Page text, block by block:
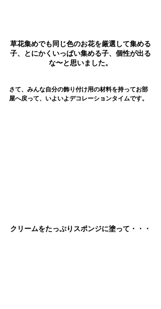
草花集めでも同じ色のお花を厳選して集める
子、とにかくいっぱい集める子、個性が出る
な〜と思いました。
さて、みんな自分の飾り付け用の材料を持ってお部
屋へ戻って、いよいよデコレーションタイムです。
クリームをたっぷりスポンジに塗って・・・